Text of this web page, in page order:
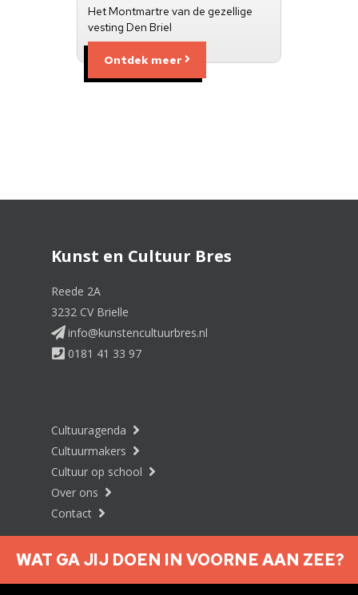
Het Montmartre van de gezellige
vesting Den Briel
Ontdek meer
Kunst en Cultuur Bres
Reede 2A
3232 CV Brielle
info@kunstencultuurbres.nl
0181 41 33 97
Cultuuragenda
Cultuurmakers
Cultuur op school
Over ons
Contact
WAT GA JIJ DOEN IN VOORNE AAN ZEE?